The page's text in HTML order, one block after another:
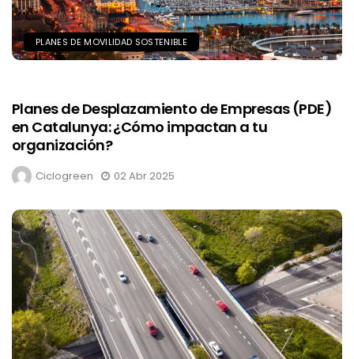
PLANES DE MOVILIDAD SOSTENIBLE
Planes de Desplazamiento de Empresas (PDE)
en Catalunya: ¿Cómo impactan a tu
organización?
Ciclogreen 02 Abr 2025